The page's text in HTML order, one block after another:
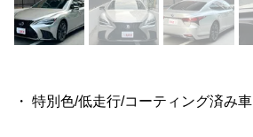
・ 特別色/低走行/コーティング済み車